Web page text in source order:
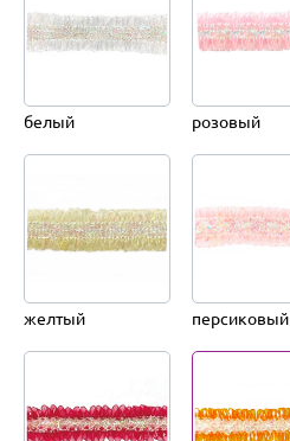
белый розовый
желтый персиковый